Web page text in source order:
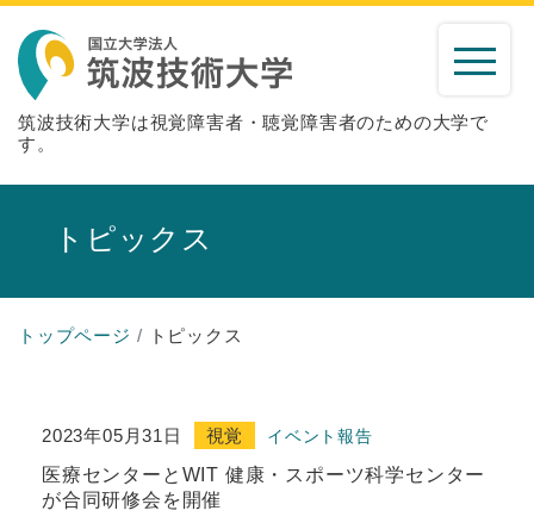
筑波技術大学は視覚障害者・聴覚障害者のための大学で
す。
トピックス
トップページ トピックス
2023年05月31日 視覚 イベント報告
医療センターとWIT 健康・スポーツ科学センター
が合同研修会を開催